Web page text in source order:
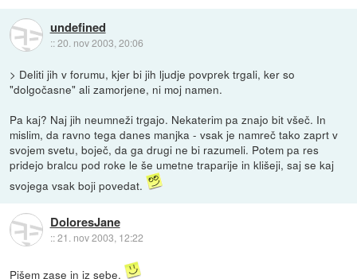
undefined
::20. nov 2003, 20:06
> Deliti jih v forumu, kjer bi jih ljudje povprek trgali, ker so
"dolgočasne" ali zamorjene, ni moj namen.
Pa kaj? Naj jih neumneži trgajo. Nekaterim pa znajo bit všeč. In
mislim, da ravno tega danes manjka - vsak je namreč tako zaprt v
svojem svetu, boječ, da ga drugi ne bi razumeli. Potem pa res
pridejo bralcu pod roke le še umetne traparije in klišeji, saj se kaj
svojega vsak boji povedat.
DoloresJane
::21. nov 2003, 12:22
Pišem zase in iz sebe.